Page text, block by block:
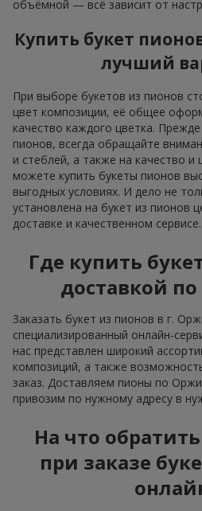
объёмной — всё зависит от
Купить букет
лучший
При выборе букетов из пионов
цвет композиции, её общее
качество каждого цветка.
пионов, всегда обращайте
и стеблей, а также на качество и
можете купить букеты пионов
выгодных условиях. И дело не
установлена на букет из пионов
доставке и качественном сервисе.
Где купить
доставкой
Заказать букет из пионов в г.
специализированный онлайн-
нас представлен широкий
композиций, а также
заказ. Доставляем пионы по
привозим по нужному адресу в
На что
при заказе